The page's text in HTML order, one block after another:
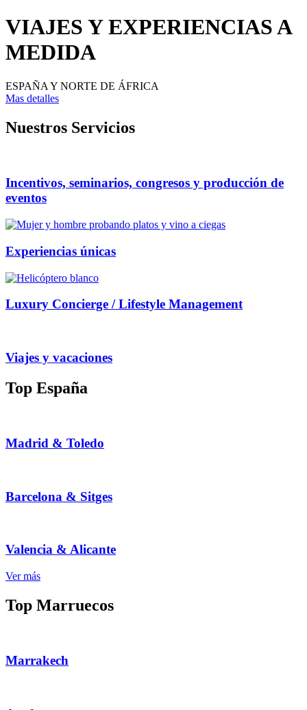
VIAJES Y EXPERIENCIAS A
MEDIDA
ESPAÑA Y NORTE DE ÁFRICA
Mas detalles
Nuestros Servicios
Incentivos, seminarios, congresos y producción de
eventos
Experiencias únicas
Luxury Concierge / Lifestyle Management
Viajes y vacaciones
Top España
Madrid & Toledo
Barcelona & Sitges
Valencia & Alicante
Ver más
Top Marruecos
Marrakech